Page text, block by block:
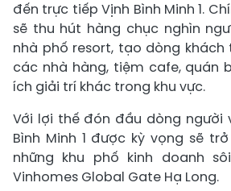
đến trực tiếp Vịnh Bình Minh 1.
sẽ thu hút hàng chục nghìn
nhà phố resort, tạo dòng khách
các nhà hàng, tiệm cafe, quán
ích giải trí khác trong khu vực.
Với lợi thế đón đầu dòng người
Bình Minh 1 được kỳ vọng sẽ
những khu phố kinh doanh
Vinhomes Global Gate Hạ Long.